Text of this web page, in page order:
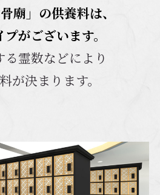
廟」の供養料は、
がございます。
る霊数などにより
が決まります。